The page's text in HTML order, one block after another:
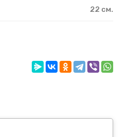
22 см.